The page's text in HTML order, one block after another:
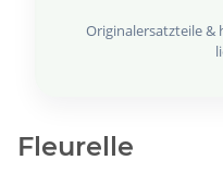
Originalersatzteile
Fleurelle